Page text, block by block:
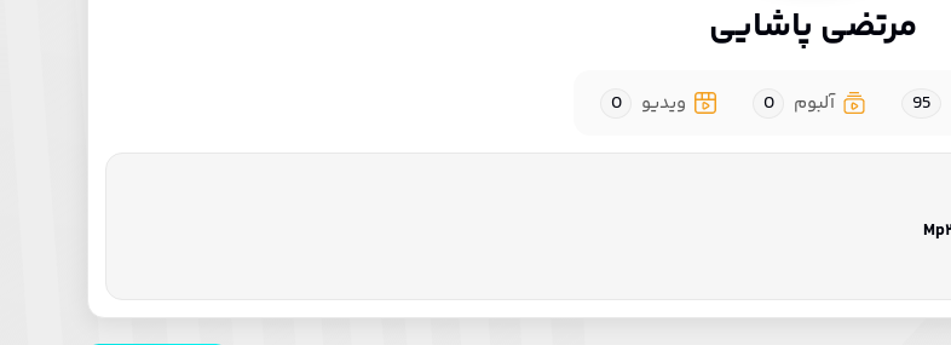
مرتضی پاشایی
95 آلبوم 0 ویدیو 0